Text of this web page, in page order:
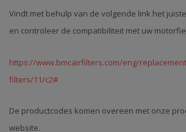
Vindt met behulp van de volgende link het
en controleer de compatibiliteit met uw
https://www.bmcairfilters.com/eng/
filters/11/c2#
De productcodes komen overeen met onze
website.